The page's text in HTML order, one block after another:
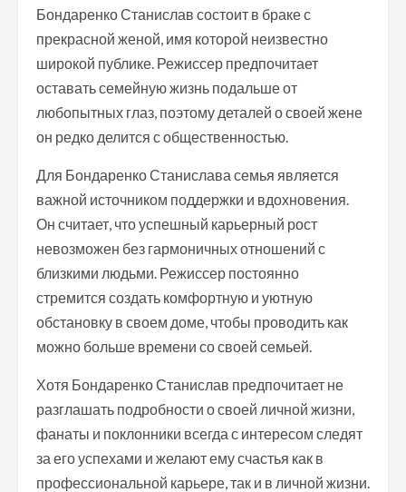
Бондаренко Станислав состоит в браке с
прекрасной женой, имя которой неизвестно
широкой публике. Режиссер предпочитает
оставать семейную жизнь подальше от
любопытных глаз, поэтому деталей о своей жене
он редко делится с общественностью.
Для Бондаренко Станислава семья является
важной источником поддержки и вдохновения.
Он считает, что успешный карьерный рост
невозможен без гармоничных отношений с
близкими людьми. Режиссер постоянно
стремится создать комфортную и уютную
обстановку в своем доме, чтобы проводить как
можно больше времени со своей семьей.
Хотя Бондаренко Станислав предпочитает не
разглашать подробности о своей личной жизни,
фанаты и поклонники всегда с интересом следят
за его успехами и желают ему счастья как в
профессиональной карьере, так и в личной жизни.